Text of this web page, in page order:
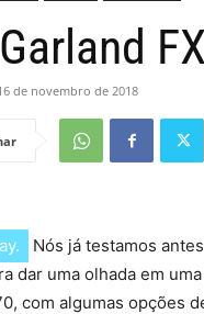
de novembro de 2018
Nós já testamos
dar uma olhada em
com algumas opções